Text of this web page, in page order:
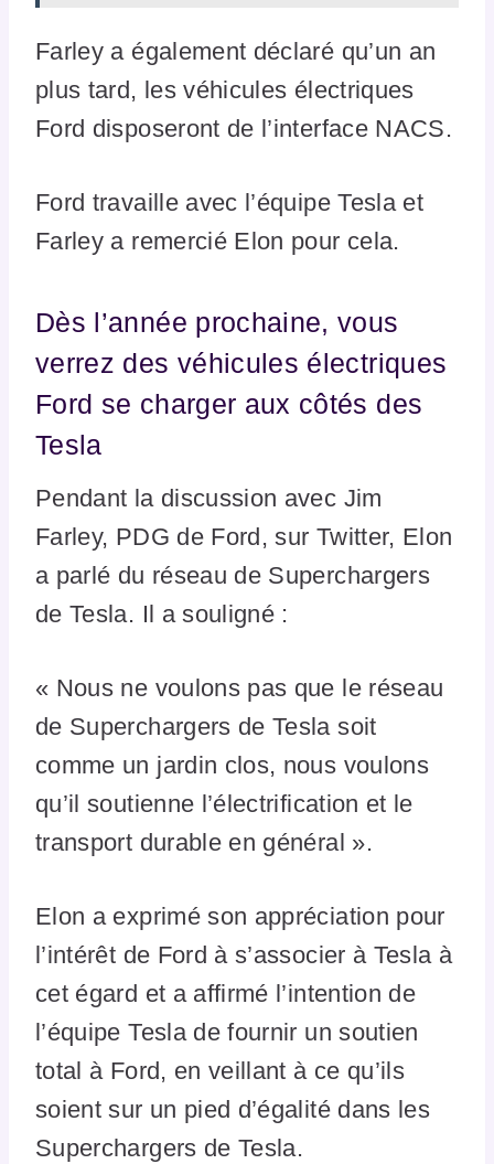
Farley a également déclaré qu’un an
plus tard, les véhicules électriques
Ford disposeront de l’interface NACS.
Ford travaille avec l’équipe Tesla et
Farley a remercié Elon pour cela.
Dès l’année prochaine, vous
verrez des véhicules électriques
Ford se charger aux côtés des
Tesla
Pendant la discussion avec Jim
Farley, PDG de Ford, sur Twitter, Elon
a parlé du réseau de Superchargers
de Tesla. Il a souligné :
« Nous ne voulons pas que le réseau
de Superchargers de Tesla soit
comme un jardin clos, nous voulons
qu’il soutienne l’électrification et le
transport durable en général ».
Elon a exprimé son appréciation pour
l’intérêt de Ford à s’associer à Tesla à
cet égard et a affirmé l’intention de
l’équipe Tesla de fournir un soutien
total à Ford, en veillant à ce qu’ils
soient sur un pied d’égalité dans les
Superchargers de Tesla.